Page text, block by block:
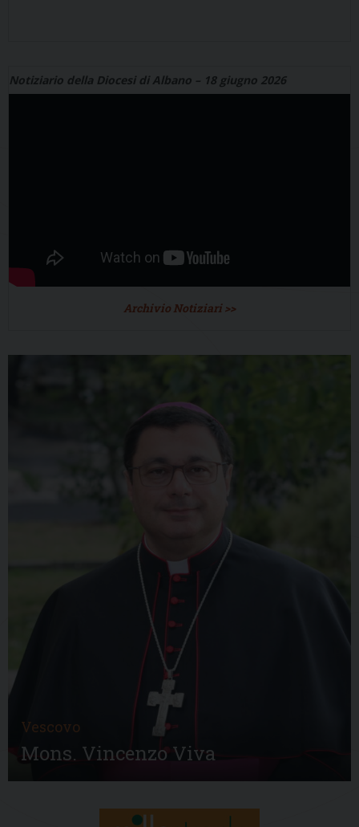
Notiziario della Diocesi di Albano – 18 giugno 2026
Archivio Notiziari >>
Vescovo
Mons. Vincenzo Viva